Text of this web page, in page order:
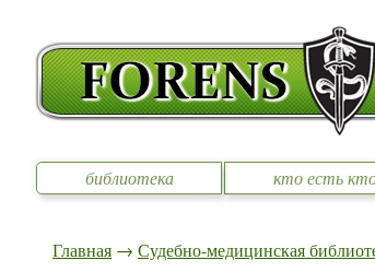
библиотека кто есть
Главная → Судебно-медицинская